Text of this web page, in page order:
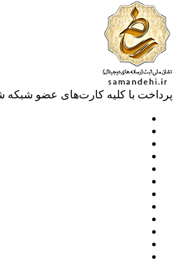
با کلیه کارت‌های عضو شبکه شتاب